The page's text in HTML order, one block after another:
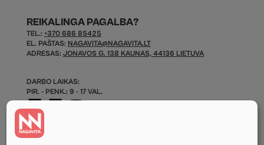
REIKALINGA PAGALBA?
TEL.: +370 686 85425
EL. PAŠTAS: NAGAVITA@NAGAVITA.LT
ADRESAS: JONAVOS G. 138 KAUNAS, 44136 LIETUVA
DARBO LAIKAS:
PIR. - PENK.: 9 - 17 VAL.